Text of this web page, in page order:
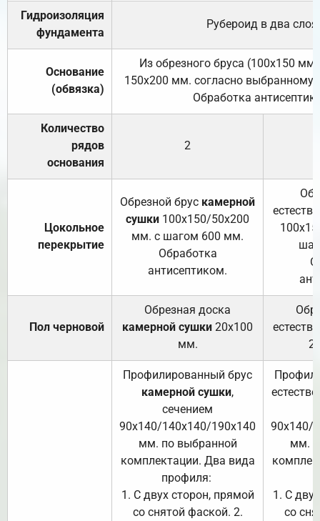
Гидроизоляция
фундамента
Рубероид в два слоя.
Основание
(обвязка)
Из обрезного бруса (100х150
150х200 мм. согласно выбранному
Обработка
Количество
рядов
основания
2
Цокольное
перекрытие
Обрезной брус камерной
сушки 100х150/50х200
мм. с шагом 600 мм.
Обработка
антисептиком.
Пол черновой
Обрезная доска
камерной сушки 20х100
мм.
Профилированный брус
камерной сушки,
сечением
90х140/140х140/190х140
мм. по выбранной
комплектации. Два вида
профиля:
1. С двух сторон, прямой
со снятой фаской. 2.
90х140/
мм.
1. С
со